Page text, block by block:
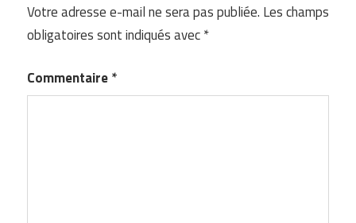
Votre adresse e-mail ne sera pas publiée. Les champs
obligatoires sont indiqués avec*
Commentaire*